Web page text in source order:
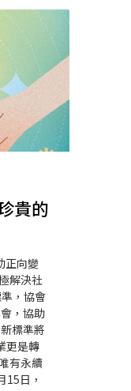
貴的
正向變
解決社
，協會
，協助
標準將
更是轉
有永續
15日，